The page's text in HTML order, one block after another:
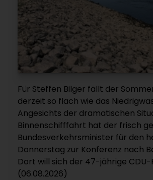
Für Steffen Bilger fällt der
derzeit so flach wie das
Angesichts der dramatischen
Binnenschifffahrt hat der frisch
Bundesverkehrsminister für den
Donnerstag zur Konferenz nach
Dort will sich der 47-jährige CDU-
(06.08.2026)